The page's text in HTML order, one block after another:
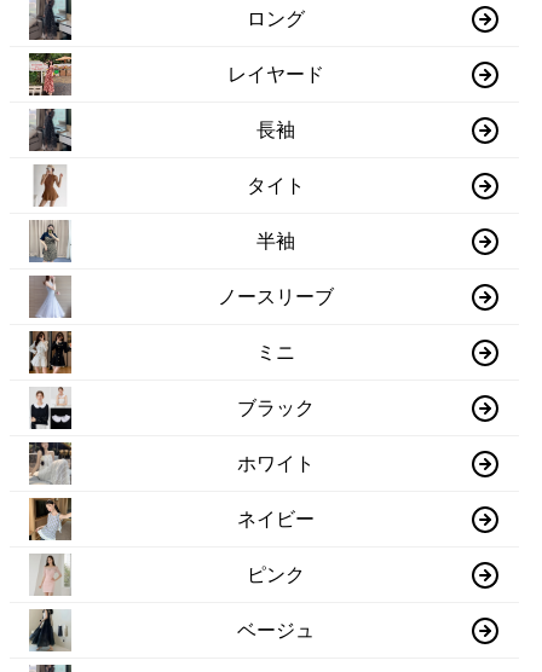
ロング
レイヤード
長袖
タイト
半袖
ノースリーブ
ミニ
ブラック
ホワイト
ネイビー
ピンク
ベージュ